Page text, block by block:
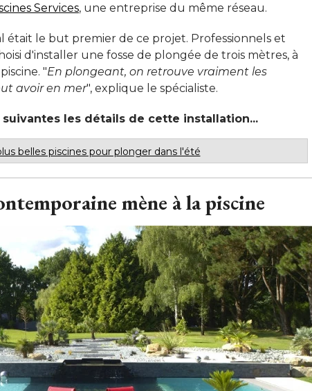
Services, une entreprise du même réseau.
était le but premier de ce projet. Professionnels et
d'installer une fosse de plongée de trois mètres, à
"En plongeant, on retrouve vraiment les
avoir en mer", explique le spécialiste.
les détails de cette installation...
belles piscines pour plonger dans l'été
mène à la piscine